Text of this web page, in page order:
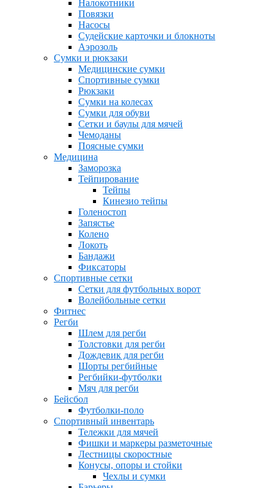
Налокотники
Повязки
Насосы
Судейские карточки и блокноты
Аэрозоль
Сумки и рюкзаки
Медицинские сумки
Спортивные сумки
Рюкзаки
Сумки на колесах
Сумки для обуви
Сетки и баулы для мячей
Чемоданы
Поясные сумки
Медицина
Заморозка
Тейпирование
Тейпы
Кинезио тейпы
Голеностоп
Запястье
Колено
Локоть
Бандажи
Фиксаторы
Спортивные сетки
Сетки для футбольных ворот
Волейбольные сетки
Фитнес
Регби
Шлем для регби
Толстовки для регби
Дождевик для регби
Шорты регбийные
Регбийки-футболки
Мяч для регби
Бейсбол
Футболки-поло
Спортивный инвентарь
Тележки для мячей
Фишки и маркеры разметочные
Лестницы скоростные
Конусы, опоры и стойки
Чехлы и сумки